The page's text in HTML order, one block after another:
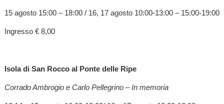
15 agosto 15:00 – 18:00 / 16, 17 agosto 10:00-13:00 – 15:00-19:00
Ingresso € 8,00
Isola di San Rocco al Ponte delle Ripe
Corrado Ambrogio e Carlo Pellegrino – In memoria